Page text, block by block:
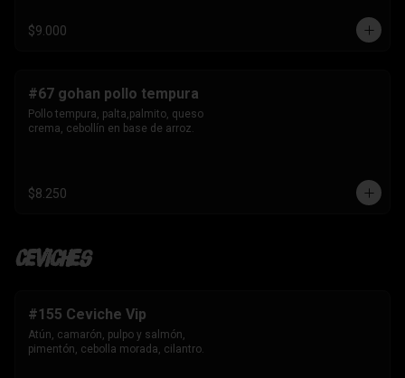
$9.000
#67 gohan pollo tempura
Pollo tempura, palta,palmito, queso
crema, cebollín en base de arroz.
$8.250
Ceviches
#155 Ceviche Vip
Atún, camarón, pulpo y salmón,
pimentón, cebolla morada, cilantro.